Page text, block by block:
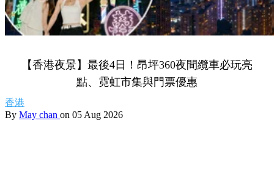
【香港夜景】最後4日！昂坪360夜間纜車必玩亮
點、霓虹市集與門票優惠
香港
By May chan on 05 Aug 2026